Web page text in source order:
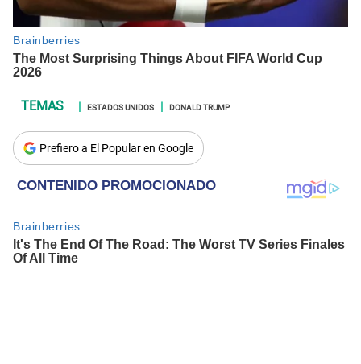
ESTADOS UNIDOS DONALD TRUMP
Prefiero a El Popular en Google